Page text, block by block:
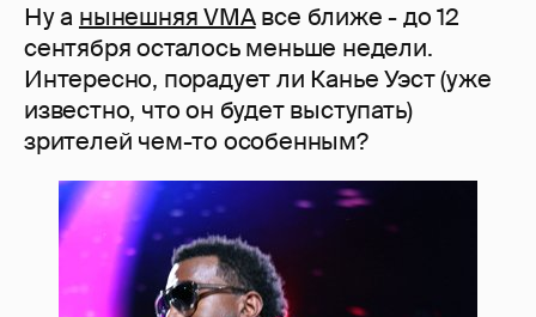
Ну а нынешняя VMAвсе ближе - до 12
сентября осталось меньше недели.
Интересно, порадует ли Канье Уэст (уже
известно, что он будет выступать)
зрителей чем-то особенным?